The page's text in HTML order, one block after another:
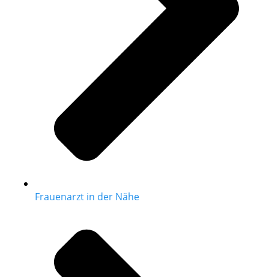
Frauenarzt in der Nähe